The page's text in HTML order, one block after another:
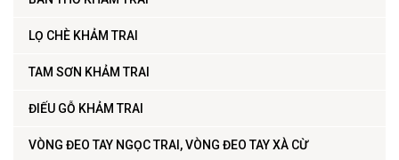
LỌ CHÈ KHẢM TRAI
TAM SƠN KHẢM TRAI
ĐIẾU GỖ KHẢM TRAI
VÒNG ĐEO TAY NGỌC TRAI, VÒNG ĐEO TAY XÀ CỪ